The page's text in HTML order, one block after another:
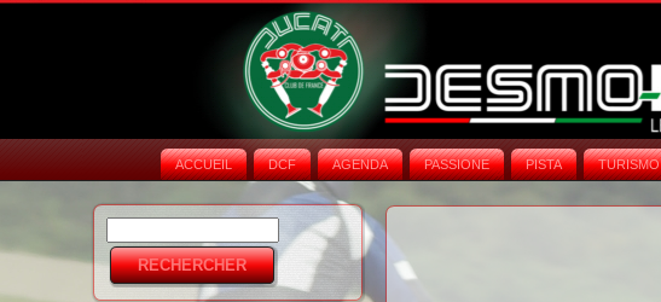
ACCUEIL DCF AGENDA PASSIONE PISTA TURISMO
Formulaire de
recherche